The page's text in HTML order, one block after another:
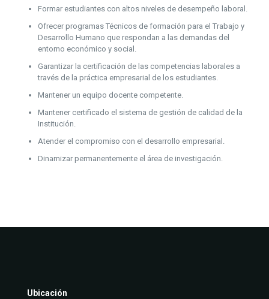
Formar estudiantes con altos niveles de desempeño laboral.
Ofrecer programas Técnicos de formación para el Trabajo y
Desarrollo Humano que respondan a las demandas del
entorno económico y social.
Garantizar la certificación de las competencias laborales a
través de la práctica empresarial de los estudiantes.
Mantener un equipo docente competente.
Mantener certificado el sistema de gestión de calidad de la
Institución.
Atender el compromiso con el desarrollo empresarial.
Dinamizar permanentemente el área de investigación.
Ubicación